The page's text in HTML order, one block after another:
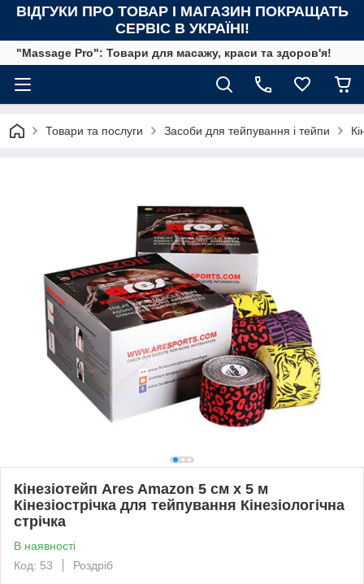
ВІДГУКИ ПРО ТОВАР І МАГАЗИН ПОКРАЩАТЬ
СЕРВІС В УКРАЇНІ!
"Massage Pro": Товари для масажу, краси та здоров'я!
Товари та послуги Засоби для тейпування і тейпи
Кінезіотейп Ares Amazon 5 см х 5 м
Кінезіострічка для тейпування Кінезіологічна
стрічка
В наявності
Код: 53
Роздріб